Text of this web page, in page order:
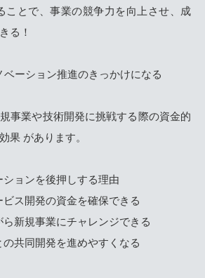
ことで、事業の競争力を向上させ、成
る！
ベーション推進のきっかけになる
事業や技術開発に挑戦する際の資金的
果 があります。
ョンを後押しする理由
ス開発の資金を確保できる
ら新規事業にチャレンジできる
共同開発を進めやすくなる